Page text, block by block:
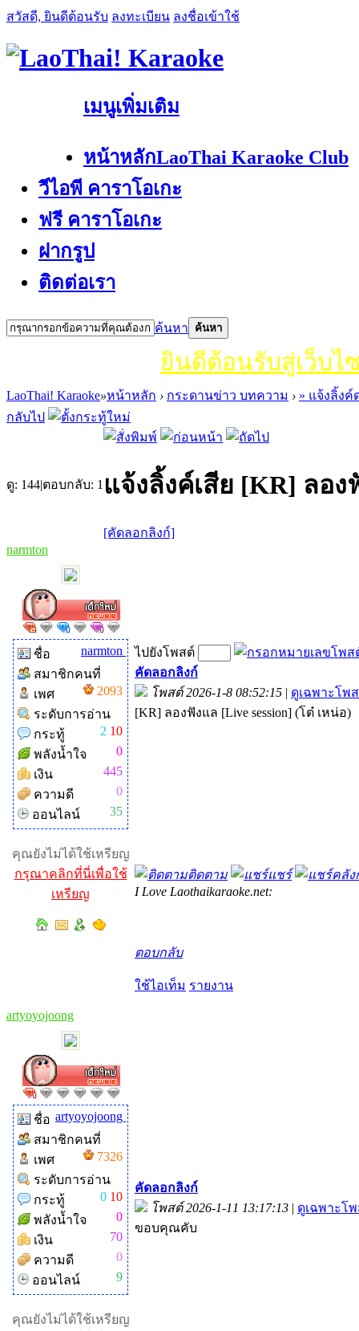
สวัสดี, ยินดีต้อนรับ ลงทะเบียน ลงชื่อเข้าใช้
เมนูเพิ่มเติม
หน้าหลักLaoThai Karaoke Club
วีไอพี คาราโอเกะ
ฟรี คาราโอเกะ
ฝากรูป
ติดต่อเรา
ค้นหา ค้นหา
ยินดีต้อนรับสู่เว็บไซ
LaoThai! Karaoke»หน้าหลัก › กระดานข่าว บทความ › » แจ้งลิ้งค์
กลับไป
ดู: 144|ตอบกลับ: 1 แจ้งลิ้งค์เสีย [KR] ลอง
[คัดลอกลิงก์]
narmton
ชื่อ
narmton
สมาชิกคนที่
2093
เพศ
ระดับการอ่าน
10
กระทู้
2
พลังน้ำใจ
0
เงิน
445
ความดี
0
ออนไลน์
35
คุณยังไม่ได้ใช้เหรียญ
กรุณาคลิกที่นี่เพื่อใช้
เหรียญ
ไปยังโพสต์
คัดลอกลิงก์
โพสต์ 2026-1-8 08:52:15 | ดูเฉพาะโพ
[KR] ลองฟังแล [Live session] (โต๋ เหน่อ)
ติดตาม แชร์
คลัง
I Love Laothaikaraoke.net:
ตอบกลับ
ใช้ไอเท็ม รายงาน
artyoyojoong
ชื่อ artyoyojoong
สมาชิกคนที่
7326
เพศ
ระดับการอ่าน
10
กระทู้
0
พลังน้ำใจ
0
เงิน
70
ความดี
0
ออนไลน์
9
คุณยังไม่ได้ใช้เหรียญ
คัดลอกลิงก์
โพสต์ 2026-1-11 13:17:13 | ดูเฉพาะโ
ขอบคุณคับ